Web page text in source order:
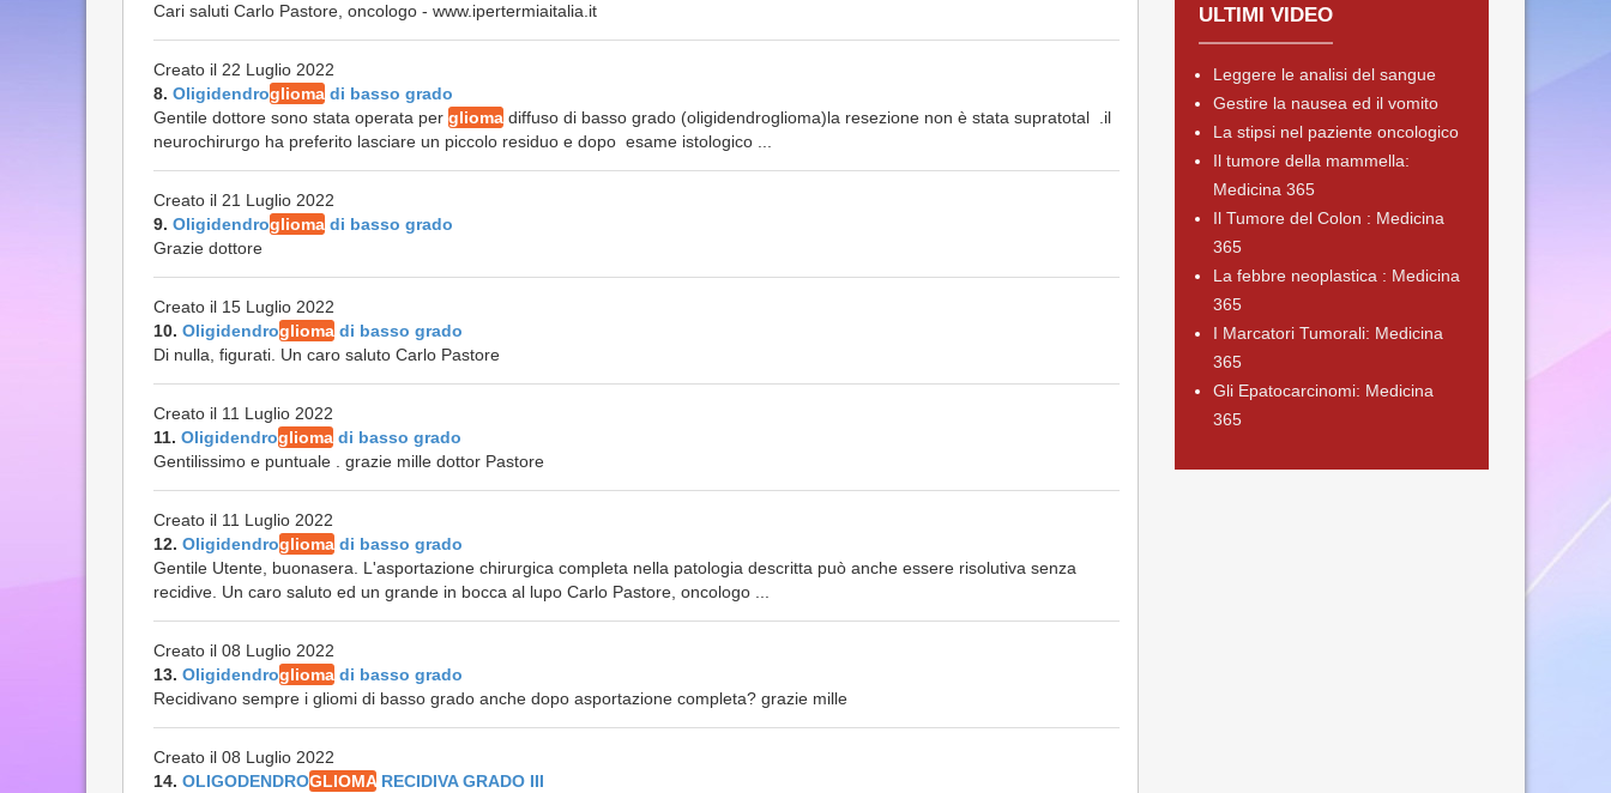
Cari saluti Carlo Pastore, oncologo - www.ipertermiaitalia.it
Creato il 22 Luglio 2022
8. Oligidendroglioma di basso grado
Gentile dottore sono stata operata per glioma diffuso di basso grado (oligidendroglioma)la resezione non è stata supratotal .il
neurochirurgo ha preferito lasciare un piccolo residuo e dopo esame istologico ...
Creato il 21 Luglio 2022
9. Oligidendroglioma di basso grado
Grazie dottore
Creato il 15 Luglio 2022
10. Oligidendroglioma di basso grado
Di nulla, figurati. Un caro saluto Carlo Pastore
Creato il 11 Luglio 2022
11. Oligidendroglioma di basso grado
Gentilissimo e puntuale . grazie mille dottor Pastore
Creato il 11 Luglio 2022
12. Oligidendroglioma di basso grado
Gentile Utente, buonasera. L'asportazione chirurgica completa nella patologia descritta può anche essere risolutiva senza
recidive. Un caro saluto ed un grande in bocca al lupo Carlo Pastore, oncologo ...
Creato il 08 Luglio 2022
13. Oligidendroglioma di basso grado
Recidivano sempre i gliomi di basso grado anche dopo asportazione completa? grazie mille
Creato il 08 Luglio 2022
14. OLIGODENDROGLIOMA RECIDIVA GRADO III
ULTIMI VIDEO
Leggere le analisi del sangue
Gestire la nausea ed il vomito
La stipsi nel paziente oncologico
Il tumore della mammella:
Medicina 365
Il Tumore del Colon : Medicina
365
La febbre neoplastica : Medicina
365
I Marcatori Tumorali: Medicina
365
Gli Epatocarcinomi: Medicina
365